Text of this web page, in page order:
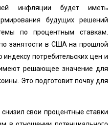
инфляции будет иметь
будущих решений
по процентным ставкам.
занятости в США на прошлой
потребительских цен и
решающее значение для
Это подготовит почву для
свои процентные ставки